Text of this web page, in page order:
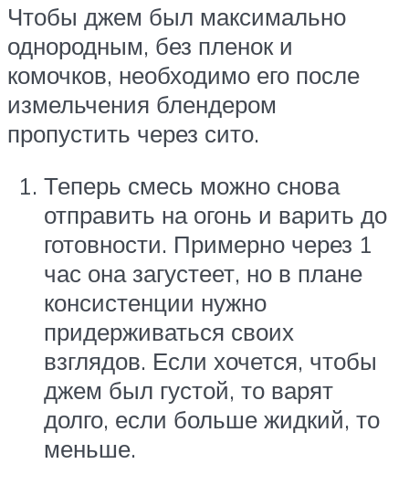
Чтобы джем был максимально
однородным, без пленок и
комочков, необходимо его после
измельчения блендером
пропустить через сито.
Теперь смесь можно снова
отправить на огонь и варить до
готовности. Примерно через 1
час она загустеет, но в плане
консистенции нужно
придерживаться своих
взглядов. Если хочется, чтобы
джем был густой, то варят
долго, если больше жидкий, то
меньше.